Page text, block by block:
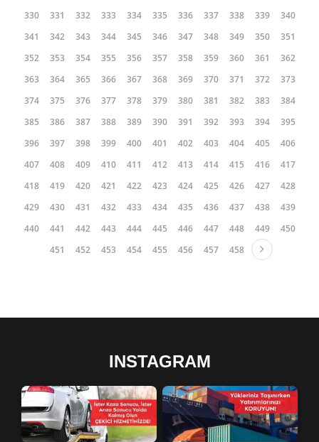
330 331 332 333 334 335 336 337 338 339
340
341
342 343 344 345 346 347 348 349 350
351
352
353 354 355 356 357 358 359 360 361
362
363
364 365 366 367 368 369 370 371 372
373
374
375 376 377 378 379 380 381 382 383
384
385
386 387 388 389 390 391 392 393 394
395
396
397 398 399 400 401 402 403 404 405
406
407
408 409 410 411 412 413 414 415 416
417
418
419 420 421 422 423 424 425 426 427
428
429
430 431 432 433 434 435 436 437 438
439
440
441 442 443 444 445 446 447 448 449
450
451
452 453 454 455 456 457 458
INSTAGRAM